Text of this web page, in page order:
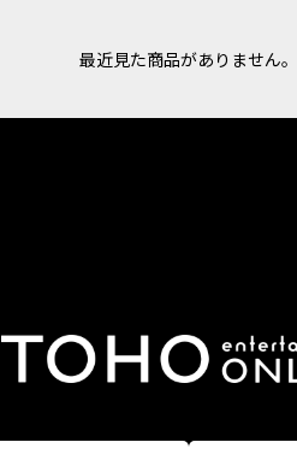
最近見た商品がありません。